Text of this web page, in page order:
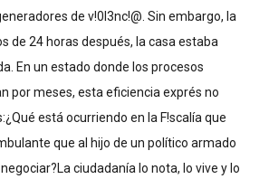
de v!0l3nc!@. Sin embargo, la
de 24 horas después, la casa estaba
En un estado donde los procesos
por meses, esta eficiencia exprés no
está ocurriendo en la F!scalía que
que al hijo de un político armado
ciudadanía lo nota, lo vive y lo